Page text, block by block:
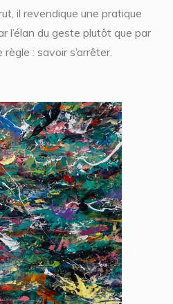
il revendique une pratique
l’élan du geste plutôt que par
: savoir s’arrêter.